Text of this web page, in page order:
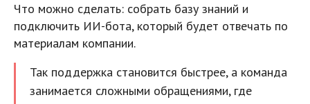
Что можно сделать: собрать базу знаний и
подключить ИИ-бота, который будет отвечать по
материалам компании.
Так поддержка становится быстрее, а команда
занимается сложными обращениями, где